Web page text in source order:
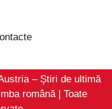
– Știri de ultimă
română | Toate